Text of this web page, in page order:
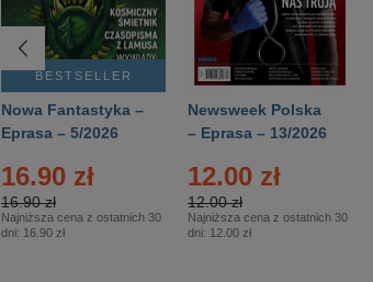
BESTSELLER
Nowa Fantastyka –
Eprasa – 5/2026
16.90 zł
16.90 zł
Najniższa cena z ostatnich 30
dni: 16.90 zł
Newsweek Polska
– Eprasa – 13/2026
12.00 zł
12.00 zł
Najniższa cena z ostatnich 30
dni: 12.00 zł